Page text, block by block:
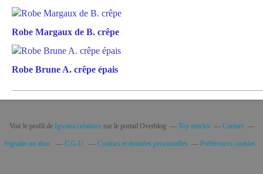
Robe Margaux de B. crêpe
Robe Brune A. crêpe épais
Voir le profil de Igwana créationssur le portail Overblog Top articles Contact
Signaler un abus C.G.U. Cookies et données personnelles Préférences cookies